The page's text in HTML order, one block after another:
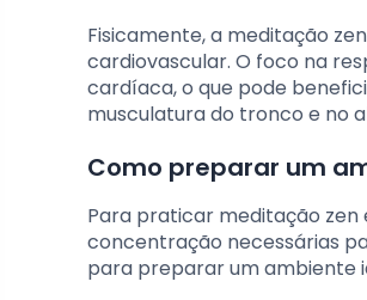
Fisicamente, a meditação
cardiovascular. O foco na
cardíaca, o que pode
musculatura do tronco e no
Como preparar um
Para praticar meditação zen
concentração necessárias
para preparar um ambiente